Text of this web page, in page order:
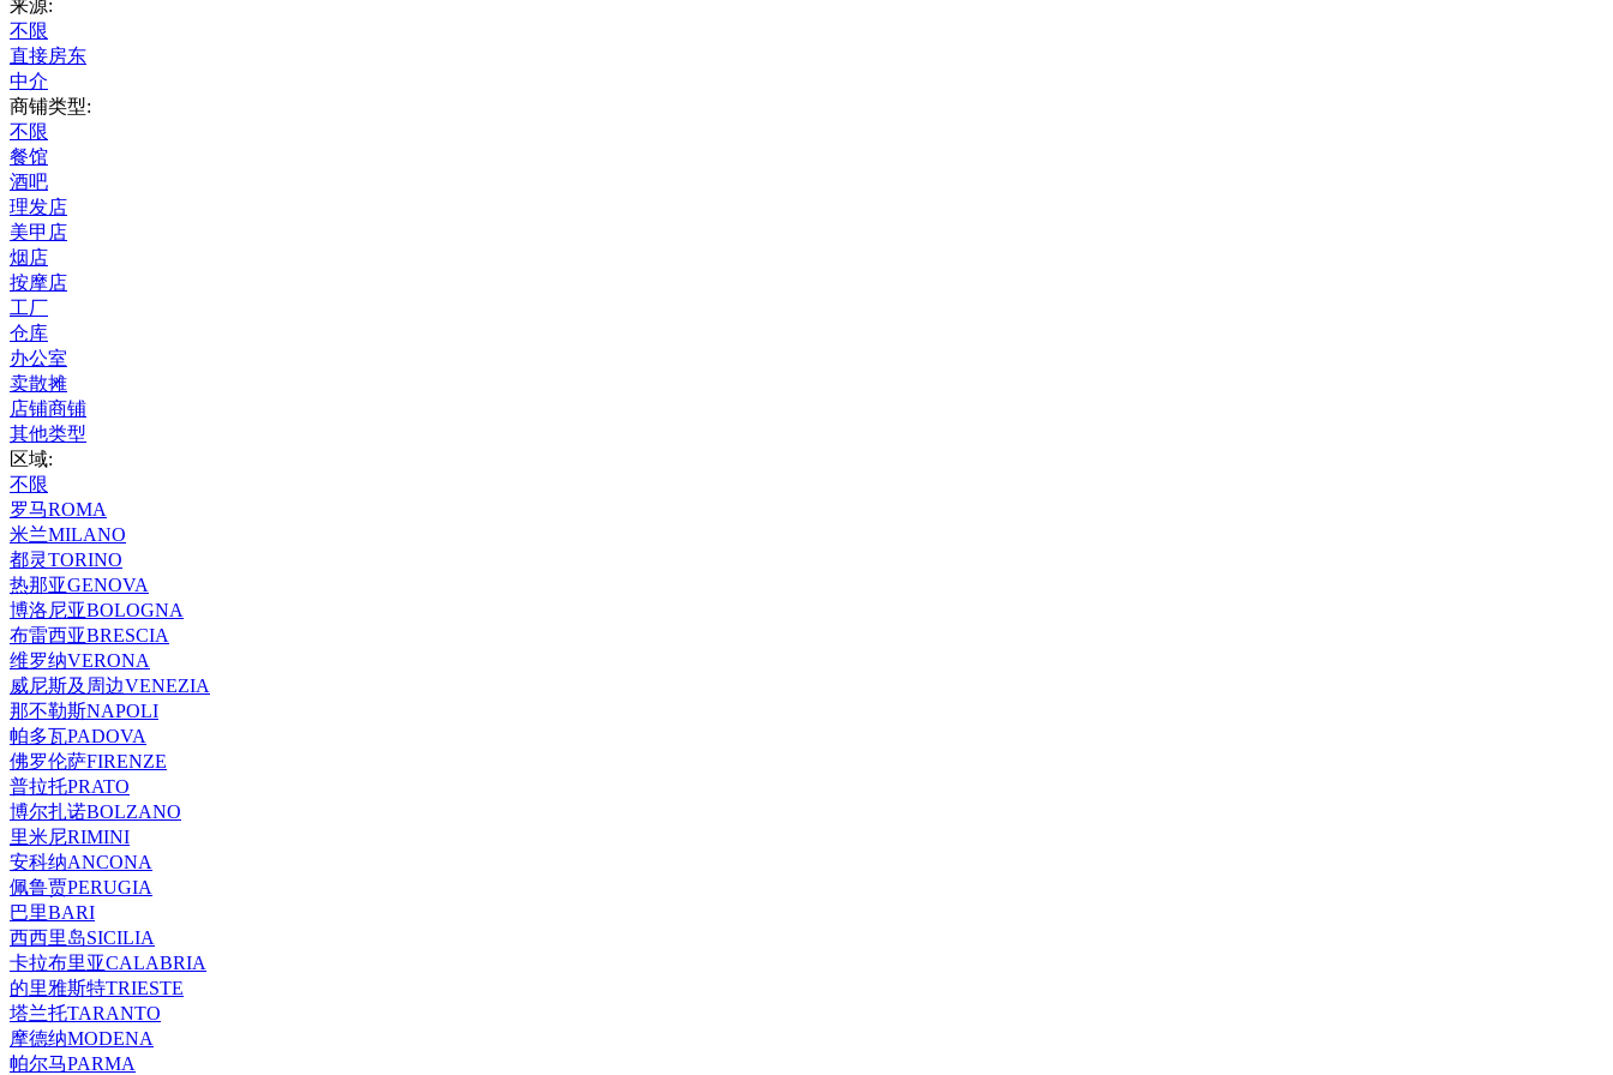
来源:
不限
直接房东
中介
商铺类型:
不限
餐馆
酒吧
理发店
美甲店
烟店
按摩店
工厂
仓库
办公室
卖散摊
店铺商铺
其他类型
区域:
不限
罗马ROMA
米兰MILANO
都灵TORINO
热那亚GENOVA
博洛尼亚BOLOGNA
布雷西亚BRESCIA
维罗纳VERONA
威尼斯及周边VENEZIA
那不勒斯NAPOLI
帕多瓦PADOVA
佛罗伦萨FIRENZE
普拉托PRATO
博尔扎诺BOLZANO
里米尼RIMINI
安科纳ANCONA
佩鲁贾PERUGIA
巴里BARI
西西里岛SICILIA
卡拉布里亚CALABRIA
的里雅斯特TRIESTE
塔兰托TARANTO
摩德纳MODENA
帕尔马PARMA